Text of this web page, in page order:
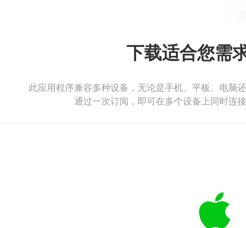
下载适合您需
此应用程序兼容多种设备，无论是手机、平板、电脑
通过一次订阅，即可在多个设备上同时连